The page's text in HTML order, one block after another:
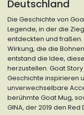
Deutschland
Die Geschichte von
Legende, in der die
entdeckten und
Wirkung, die die
entstand die Idee,
herzustellen. Goat
Geschichte inspirieren
unverwechselbare
berühmte Goat Mug,
GINA, der 2019 den